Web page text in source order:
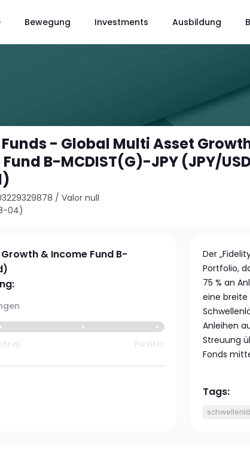
Bewegung Investments Ausbildung
- Global Multi Asset
B-MCDIST(G)-JPY (JPY/
/Valor null
04)
& Income Fund B-
Der
Portfolio,
75 % an
eine breite
Anleihen
Streuung
Fonds
Tags: